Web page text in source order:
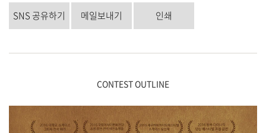
SNS 공유하기 메일보내기 인쇄
CONTEST OUTLINE